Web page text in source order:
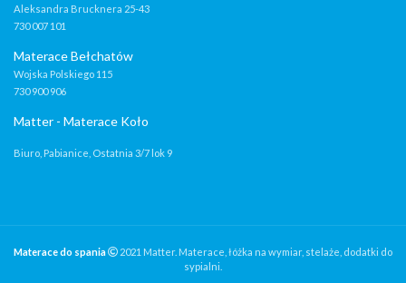
Aleksandra Brucknera 25-43
730 007 101
Materace Bełchatów
Wojska Polskiego 115
730 900 906
Matter - Materace Koło
Biuro, Pabianice, Ostatnia 3/7 lok 9
Materace do spania
2021 Matter. Materace, łóżka na wymiar, stelaże, dodatki do
sypialni.